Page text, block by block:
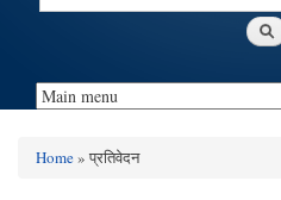
You are here
Home» प्रतिवेदन